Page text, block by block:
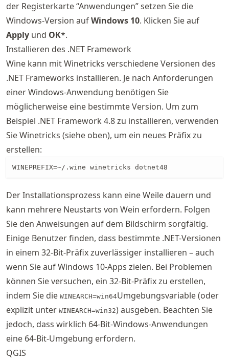
der Registerkarte “Anwendungen” setzen Sie die
Windows-Version aufWindows 10. Klicken Sie auf
Apply und OK*.
Installieren des .NET Framework
Wine kann mit Winetricks verschiedene Versionen des
.NET Frameworks installieren. Je nach Anforderungen
einer Windows-Anwendung benötigen Sie
möglicherweise eine bestimmte Version. Um zum
Beispiel .NET Framework 4.8 zu installieren, verwenden
Sie Winetricks (siehe oben), um ein neues Präfix zu
erstellen:
WINEPREFIX=~/.wine winetricks dotnet48
Der Installationsprozess kann eine Weile dauern und
kann mehrere Neustarts von Wein erfordern. Folgen
Sie den Anweisungen auf dem Bildschirm sorgfältig.
Einige Benutzer finden, dass bestimmte .NET-Versionen
in einem 32-Bit-Präfix zuverlässiger installieren – auch
wenn Sie auf Windows 10-Apps zielen. Bei Problemen
können Sie versuchen, ein 32-Bit-Präfix zu erstellen,
indem Sie die WINEARCH=win64Umgebungsvariable (oder
explizit unter WINEARCH=win32) ausgeben. Beachten Sie
jedoch, dass wirklich 64-Bit-Windows-Anwendungen
eine 64-Bit-Umgebung erfordern.
QGIS